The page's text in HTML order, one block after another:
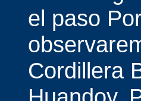
el paso
Cordillera